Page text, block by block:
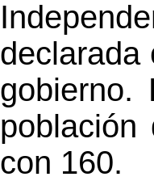
declarada
gobierno.
con 160.